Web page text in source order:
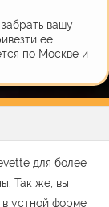
вашу
ее
по Москве и
для более
Так же, вы
в устной форме